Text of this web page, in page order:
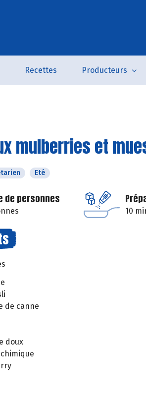
Recettes Producteurs
mulberries et
Eté
de personnes
10
de canne
doux